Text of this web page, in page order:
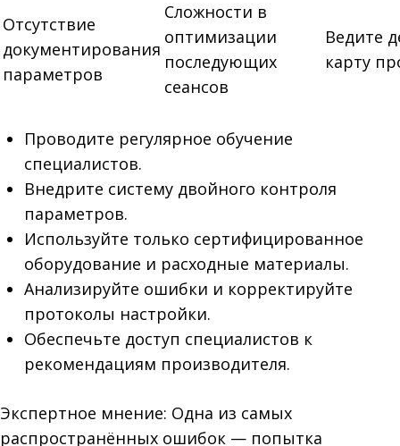
Отсутствие
документирования
параметров
Сложности в
оптимизации
последующих
сеансов
Ведите
карту
Проводите регулярное обучение
специалистов.
Внедрите систему двойного контроля
параметров.
Используйте только сертифицированное
оборудование и расходные материалы.
Анализируйте ошибки и корректируйте
протоколы настройки.
Обеспечьте доступ специалистов к
рекомендациям производителя.
Экспертное мнение: Одна из самых
распространённых ошибок — попытка